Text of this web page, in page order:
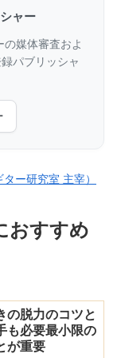
ャー
媒体審査およ
パブリッシャ
ー研究室 主宰）
おすすめ
の脱力のコツと
必要最小限の
が重要